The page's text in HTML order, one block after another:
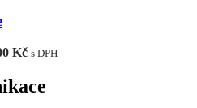
Kč s DPH